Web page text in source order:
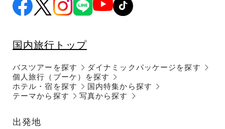
国内旅行トップ
バスツアーを探す
個人旅行（ブーケ）を探す
ダイナミックパッケージを探す
ホテル・宿を探す
国内特集から探す
テーマから探す
写真から探す
出発地